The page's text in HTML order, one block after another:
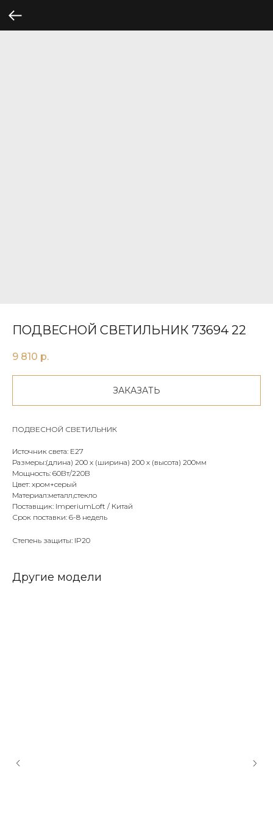
ПОДВЕСНОЙ СВЕТИЛЬНИК 73694 22
9 810 р.
ЗАКАЗАТЬ
ПОДВЕСНОЙ СВЕТИЛЬНИК
Источник света: E27
Размеры:(длина) 200 х (ширина) 200 х (высота) 200мм
Мощность: 60Вт/220В
Цвет: хром+серый
Материал:металл,стекло
Поставщик: ImperiumLoft / Китай
Срок поставки: 6-8 недель
Степень защиты: IP20
Другие модели